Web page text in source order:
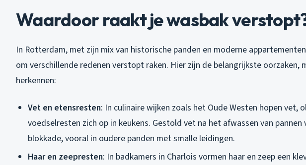
Waardoor raakt je wasbak
In Rotterdam, met zijn mix van historische panden en moderne
om verschillende redenen verstopt raken. Hier zijn de belangrijkste oorzaken,
herkennen:
Vet en etensresten: In culinaire wijken zoals het Oude Westen hopen vet,
voedselresten zich op in keukens. Gestold vet na het afwassen van
blokkade, vooral in oudere panden met smalle leidingen.
Haar en zeepresten: In badkamers in Charlois vormen haar en zeep een